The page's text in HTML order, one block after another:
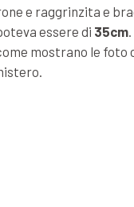
e raggrinzita e
essere di 35cm
mostrano le